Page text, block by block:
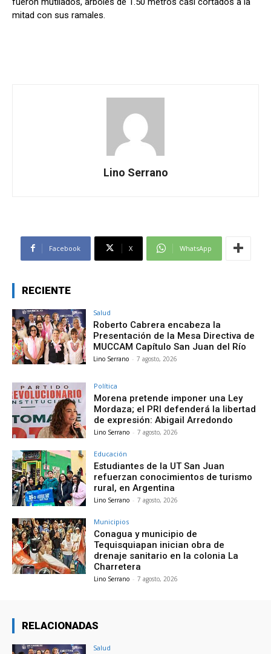
mitad con sus ramales.
Lino Serrano
Facebook X WhatsApp
RECIENTE
Salud
Roberto Cabrera encabeza la
Presentación de la Mesa Directiva de
MUCCAM Capítulo San Juan del Río
Lino Serrano - 7 agosto, 2026
Política
Morena pretende imponer una Ley
Mordaza; el PRI defenderá la libertad
de expresión: Abigail Arredondo
Lino Serrano - 7 agosto, 2026
Educación
Estudiantes de la UT San Juan
refuerzan conocimientos de turismo
rural, en Argentina
Lino Serrano - 7 agosto, 2026
Municipios
Conagua y municipio de
Tequisquiapan inician obra de
drenaje sanitario en la colonia La
Charretera
Lino Serrano - 7 agosto, 2026
RELACIONADAS
Salud